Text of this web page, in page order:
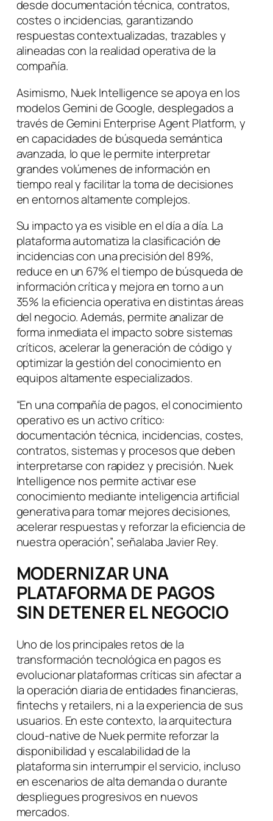
desde documentación técnica, contratos,
costes o incidencias, garantizando
respuestas contextualizadas, trazables y
alineadas con la realidad operativa de la
compañía.
Asimismo, Nuek Intelligence se apoya en los
modelos Gemini de Google, desplegados a
través de Gemini Enterprise Agent Platform, y
en capacidades de búsqueda semántica
avanzada, lo que le permite interpretar
grandes volúmenes de información en
tiempo real y facilitar la toma de decisiones
en entornos altamente complejos.
Su impacto ya es visible en el día a día. La
plataforma automatiza la clasificación de
incidencias con una precisión del 89%,
reduce en un 67% el tiempo de búsqueda de
información crítica y mejora en torno a un
35% la eficiencia operativa en distintas áreas
del negocio. Además, permite analizar de
forma inmediata el impacto sobre sistemas
críticos, acelerar la generación de código y
optimizar la gestión del conocimiento en
equipos altamente especializados.
“En una compañía de pagos, el conocimiento
operativo es un activo crítico:
documentación técnica, incidencias, costes,
contratos, sistemas y procesos que deben
interpretarse con rapidez y precisión. Nuek
Intelligence nos permite activar ese
conocimiento mediante inteligencia artificial
generativa para tomar mejores decisiones,
acelerar respuestas y reforzar la eficiencia de
nuestra operación”, señalaba Javier Rey.
MODERNIZAR UNA
PLATAFORMA DE PAGOS
SIN DETENER EL NEGOCIO
Uno de los principales retos de la
transformación tecnológica en pagos es
evolucionar plataformas críticas sin afectar a
la operación diaria de entidades financieras,
fintechs y retailers, ni a la experiencia de sus
usuarios. En este contexto, la arquitectura
cloud-native de Nuek permite reforzar la
disponibilidad y escalabilidad de la
plataforma sin interrumpir el servicio, incluso
en escenarios de alta demanda o durante
despliegues progresivos en nuevos
mercados.